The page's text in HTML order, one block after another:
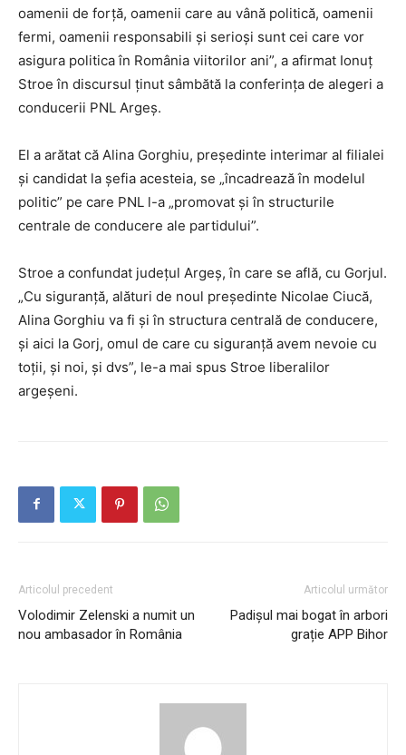
oamenii de forţă, oamenii care au vână politică, oamenii
fermi, oamenii responsabili şi serioşi sunt cei care vor
asigura politica în România viitorilor ani”, a afirmat Ionuţ
Stroe în discursul ţinut sâmbătă la conferinţa de alegeri a
conducerii PNL Argeş.
El a arătat că Alina Gorghiu, preşedinte interimar al filialei
şi candidat la şefia acesteia, se „încadrează în modelul
politic” pe care PNL l-a „promovat şi în structurile
centrale de conducere ale partidului”.
Stroe a confundat judeţul Argeş, în care se află, cu Gorjul.
„Cu siguranţă, alături de noul preşedinte Nicolae Ciucă,
Alina Gorghiu va fi şi în structura centrală de conducere,
şi aici la Gorj, omul de care cu siguranţă avem nevoie cu
toţii, şi noi, şi dvs”, le-a mai spus Stroe liberalilor
argeşeni.
Articolul precedent
Volodimir Zelenski a numit un
nou ambasador în România
Articolul următor
Padișul mai bogat în arbori
grație APP Bihor